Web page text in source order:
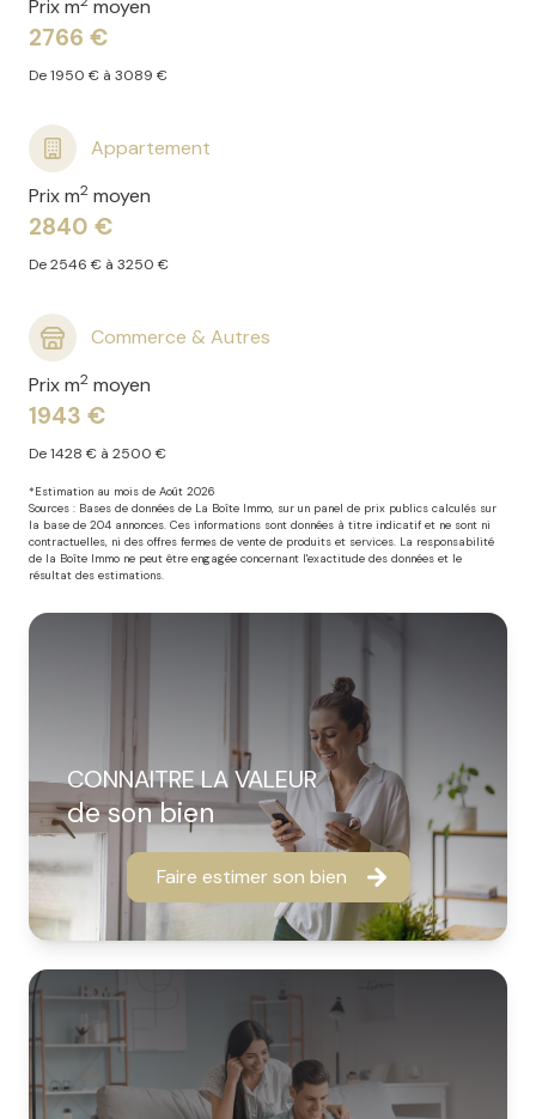
Prix m moyen
2766 €
De 1950 € à 3089 €
Appartement
Prix m2 moyen
2840 €
De 2546 € à 3250 €
Commerce & Autres
Prix m2 moyen
1943 €
De 1428 € à 2500 €
*Estimation au mois de Août 2026
Sources : Bases de données de La Boîte Immo, sur un panel de prix publics calculés sur
la base de 204 annonces. Ces informations sont données à titre indicatif et ne sont ni
contractuelles, ni des offres fermes de vente de produits et services. La responsabilité
de la Boîte Immo ne peut être engagée concernant l'exactitude des données et le
résultat des estimations.
CONNAITRE LA VALEUR
de son bien
Faire estimer son bien